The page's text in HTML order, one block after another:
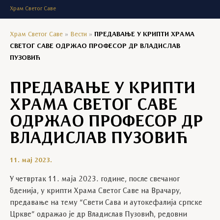
Храм Светог Саве
Храм Светог Саве » Вести » ПРЕДАВАЊЕ У КРИПТИ ХРАМА
СВЕТОГ САВЕ ОДРЖАО ПРОФЕСОР ДР ВЛАДИСЛАВ
ПУЗОВИЋ
ПРЕДАВАЊЕ У КРИПТИ
ХРАМА СВЕТОГ САВЕ
ОДРЖАО ПРОФЕСОР ДР
ВЛАДИСЛАВ ПУЗОВИЋ
11. мај 2023.
У четвртак 11. маја 2023. године, после свечаног
бденија, у крипти Храма Светог Саве на Врачару,
предавање на тему “Свети Сава и аутокефалија српске
Цркве” одражао је др Владислав Пузовић, редовни